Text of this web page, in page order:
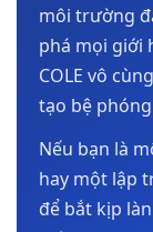
môi trường
phá mọi giới
COLE vô
tạo bệ
Nếu bạn là
hay một lập
để bắt kịp